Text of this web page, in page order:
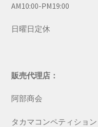
AM10:00-PM19:00
日曜日定休
販売代理店：
阿部商会
タカマコンペティション